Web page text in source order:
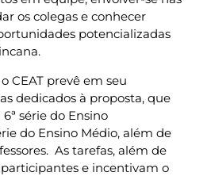
os colegas e conhecer
potencializadas
CEAT prevê em seu
dedicados à proposta, que
série do Ensino
do Ensino Médio, além de
As tarefas, além de
e incentivam o